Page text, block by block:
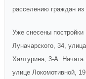
расселению граждан
Уже снесены
Луначарского, 34,
Халтурина, 3-А. Начата
улице Локомотивной,